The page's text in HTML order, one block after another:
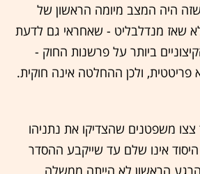
היה המצב מיומה הראשון של
שאז מנדלבליט - שאחראי גם לדעת
ביותר על פרשנות החוק -
ולכן ההחלטה אינה חוקית.
צצו משפטנים שהצדיקו את נתניהו
היסוד אינו שלם עד שייקבע ההסדר
הראשון לא הייתה ממשלה